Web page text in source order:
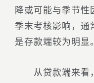
降或可能与季节性
季末考核影响，通
是存款端较为明显。
从贷款端来看，